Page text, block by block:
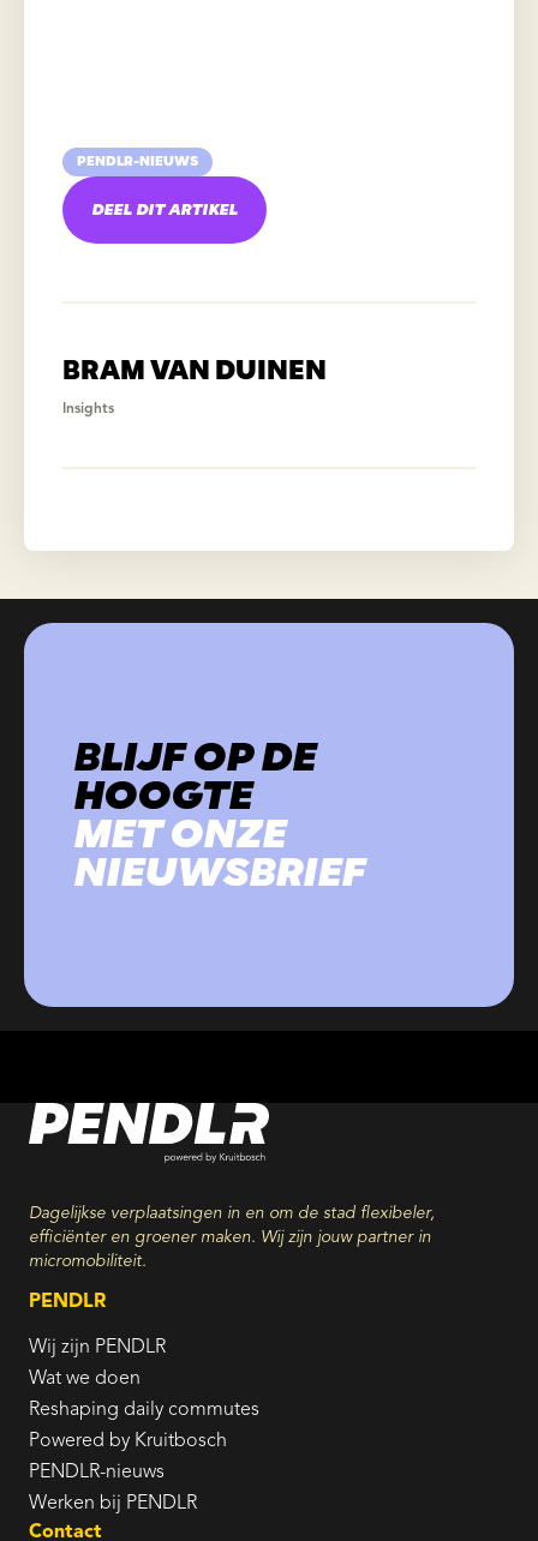
PENDLR-NIEUWS
DEEL DIT ARTIKEL
BRAM VAN DUINEN
Insights
BLIJF OP DE
HOOGTE
MET ONZE
NIEUWSBRIEF
Dagelijkse verplaatsingen in en om de stad flexibeler,
efficiënter en groener maken. Wij zijn jouw partner in
micromobiliteit.
PENDLR
Wij zijn PENDLR
Wat we doen
Reshaping daily commutes
Powered by Kruitbosch
PENDLR-nieuws
Werken bij PENDLR
Contact